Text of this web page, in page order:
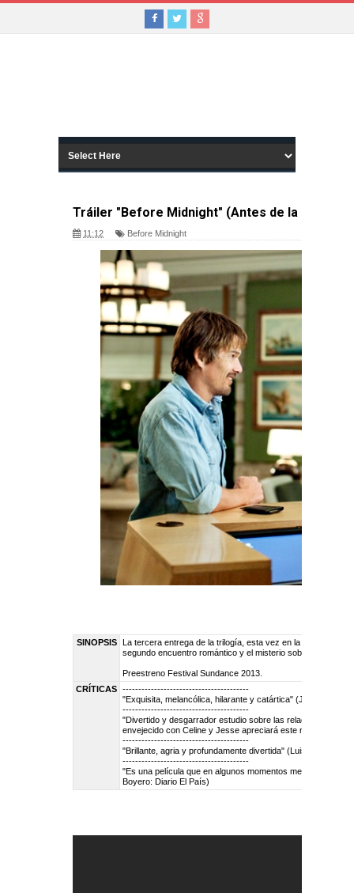
Tráiler "Before Midnight" (Antes de la
11:12 Before Midnight
SINOPSIS La tercera entrega de la trilogía, esta vez en la hermosa
segundo encuentro romántico y el misterio sobre cómo
Preestreno Festival Sundance 2013.
CRÍTICAS ----------------------------------------
"Exquisita, melancólica, hilarante y catártica" (Justin Chang:
----------------------------------------
"Divertido y desgarrador estudio sobre las relaciones
envejecido con Celine y Jesse apreciará este nuevo
----------------------------------------
"Brillante, agria y profundamente divertida" (Luis Martínez:
----------------------------------------
"Es una película que en algunos momentos me sorprende
Boyero: Diario El País)